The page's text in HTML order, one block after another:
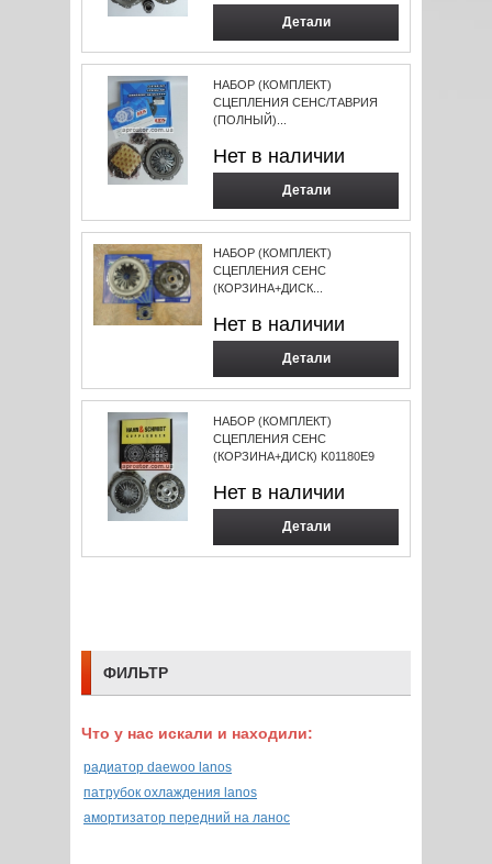
Детали
НАБОР (КОМПЛЕКТ)
СЦЕПЛЕНИЯ СЕНС/ТАВРИЯ
(ПОЛНЫЙ)...
Нет в наличии
Детали
НАБОР (КОМПЛЕКТ)
СЦЕПЛЕНИЯ СЕНС
(КОРЗИНА+ДИСК...
Нет в наличии
Детали
НАБОР (КОМПЛЕКТ)
СЦЕПЛЕНИЯ СЕНС
(КОРЗИНА+ДИСК) K01180E9
Нет в наличии
Детали
ФИЛЬТР
Что у нас искали и находили:
радиатор daewoo lanos
патрубок охлаждения lanos
амортизатор передний на ланос